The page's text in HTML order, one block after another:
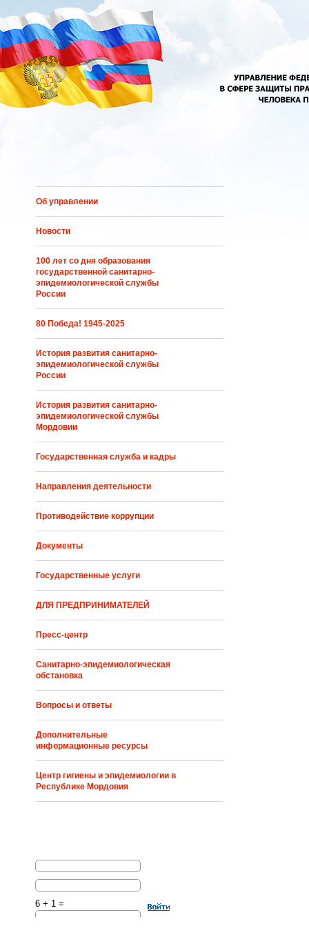
Перейти к основному содержанию
Об управлении
Новости
100 лет со дня образования
государственной санитарно-
эпидемиологической службы
России
80 Победа! 1945-2025
История развития санитарно-
эпидемиологической службы
России
История развития санитарно-
эпидемиологической службы
Мордовии
Государственная служба и кадры
Направления деятельности
Противодействие коррупции
Документы
Государственные услуги
ДЛЯ ПРЕДПРИНИМАТЕЛЕЙ
Пресс-центр
Санитарно-эпидемиологическая
обстановка
Вопросы и ответы
Дополнительные
информационные ресурсы
Центр гигиены и эпидемиологии в
Республике Мордовия
6 + 1 =